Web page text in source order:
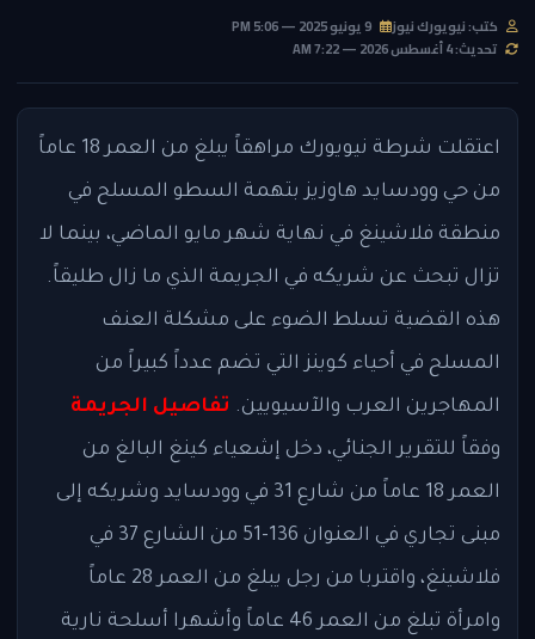
كتب: نيويورك نيوز
تحديث: 4 أغسطس 2026 — 7:22 AM
اعتقلت شرطة نيويورك مراهقاً يبلغ من العمر 18 عاماً
من حي وودسايد هاوزيز بتهمة السطو المسلح في
منطقة فلاشينغ في نهاية شهر مايو الماضي، بينما لا
تزال تبحث عن شريكه في الجريمة الذي ما زال طليقاً.
هذه القضية تسلط الضوء على مشكلة العنف
المسلح في أحياء كوينز التي تضم عدداً كبيراً من
المهاجرين العرب والآسيويين. تفاصيل الجريمة
وفقاً للتقرير الجنائي، دخل إشعياء كينغ البالغ من
العمر 18 عاماً من شارع 31 في وودسايد وشريكه إلى
مبنى تجاري في العنوان 136-51 من الشارع 37 في
فلاشينغ، واقتربا من رجل يبلغ من العمر 28 عاماً
وامرأة تبلغ من العمر 46 عاماً وأشهرا أسلحة نارية